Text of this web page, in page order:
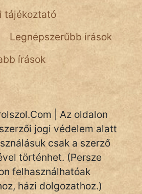
tájékoztató
Legnépszerűbb írások
írások
| Az oldalon
jogi védelem alatt
csak a szerző
történhet. (Persze
felhasználhatóak
házi dolgozathoz.)